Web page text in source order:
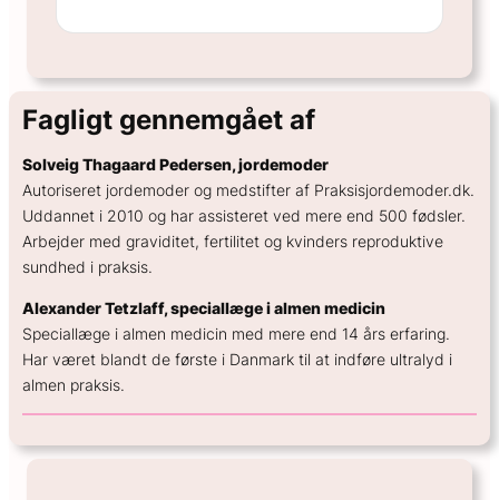
Fagligt gennemgået af
Solveig Thagaard Pedersen, jordemoder
Autoriseret jordemoder og medstifter af Praksisjordemoder.dk.
Uddannet i 2010 og har assisteret ved mere end 500 fødsler.
Arbejder med graviditet, fertilitet og kvinders reproduktive
sundhed i praksis.
Alexander Tetzlaff, speciallæge i almen medicin
Speciallæge i almen medicin med mere end 14 års erfaring.
Har været blandt de første i Danmark til at indføre ultralyd i
almen praksis.